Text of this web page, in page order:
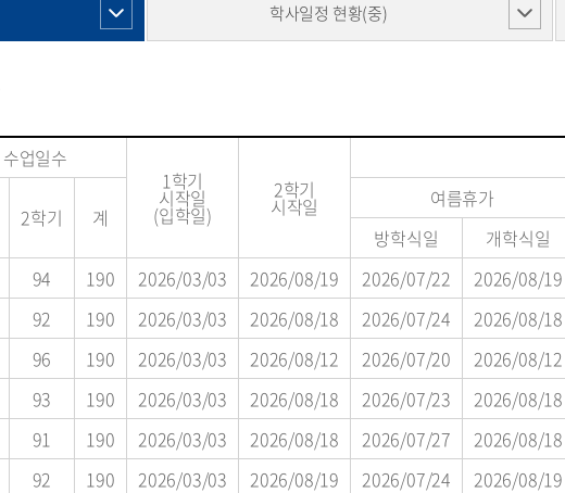
학사일정 현황(중)
수업일수
1학기
시작일
(입학일)
2학기
시작일
2학기 계
여름휴가
방학식일
개학식일
94 190 2026/03/03 2026/08/19 2026/07/22 2026/08/19
92 190 2026/03/03 2026/08/18 2026/07/24 2026/08/18
96 190 2026/03/03 2026/08/12 2026/07/20 2026/08/12
93 190 2026/03/03 2026/08/18 2026/07/23 2026/08/18
91 190 2026/03/03 2026/08/18 2026/07/27 2026/08/18
92 190 2026/03/03 2026/08/19 2026/07/24 2026/08/19